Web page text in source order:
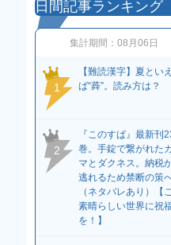
日間記事ランキング
集計期間： 08月06日
1
【難読漢字】夏といえ
ば“蕣”。読み方は？
2
『このすば』最新刊
巻。手錠で繋がれた
マとダクネス。納税
逃れるため禁断の策
（ネタバレあり）【
素晴らしい世界に祝
を！】